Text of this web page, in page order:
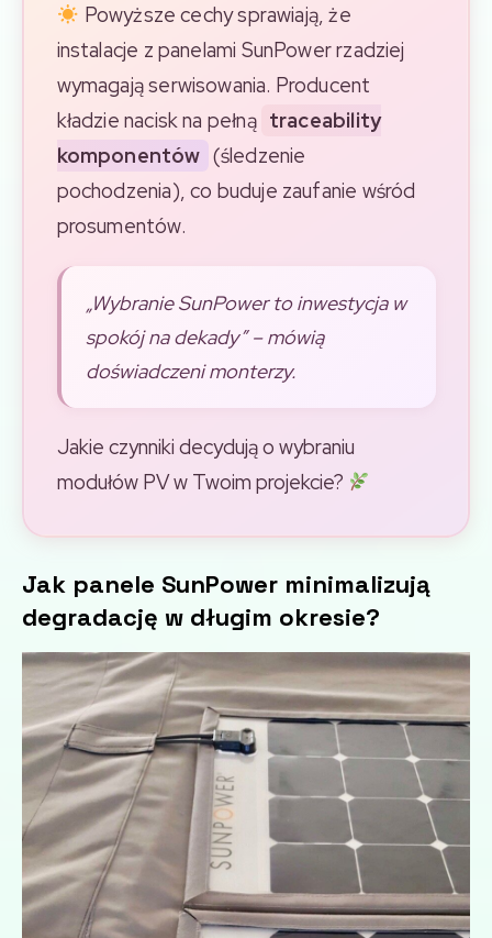
Powyższe cechy sprawiają, że
instalacje z panelami SunPower rzadziej
wymagają serwisowania. Producent
kładzie nacisk na pełną traceability
komponentów (śledzenie
pochodzenia), co buduje zaufanie wśród
prosumentów.
„Wybranie SunPower to inwestycja w
spokój na dekady” – mówią
doświadczeni monterzy.
Jakie czynniki decydują o wybraniu
modułów PV w Twoim projekcie?
Jak panele SunPower minimalizują
degradację w długim okresie?